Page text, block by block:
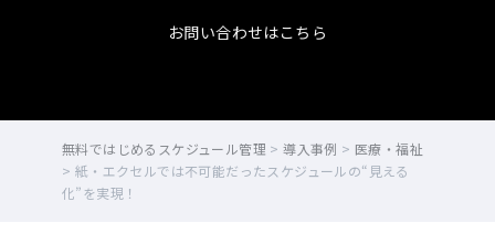
お問い合わせはこちら
無料ではじめるスケジュール管理 >導入事例 > 医療・福祉
> 紙・エクセルでは不可能だったスケジュールの“見える
化”を実現！